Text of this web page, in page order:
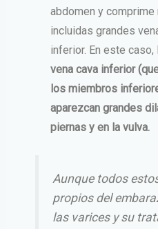
abdomen y
incluidas grandes
inferior. En este caso,
vena cava inferior
los miembros
aparezcan grandes
piernas y en la vulva.
Aunque todos
propios del
las varices y su